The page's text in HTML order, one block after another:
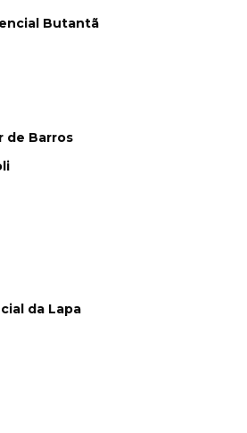
Butantã
de Barros
da Lapa